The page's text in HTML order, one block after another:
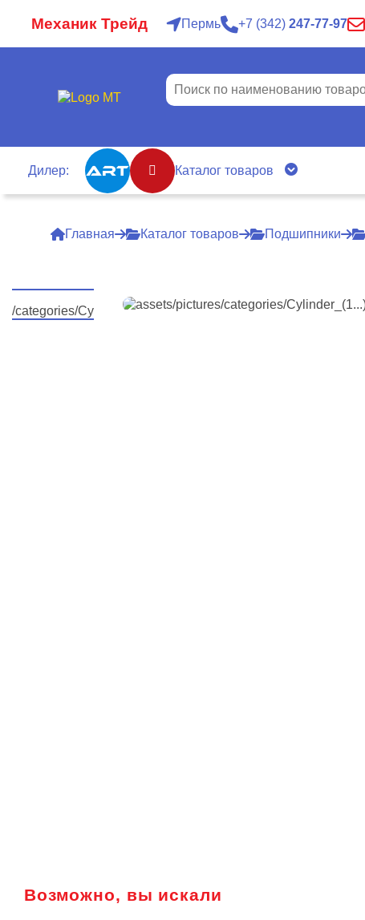
Механик Трейд Пермь 7 342 247-77-97
Дилер: Каталог товаров
Главная Каталог товаров Подшипники
Возможно, вы искали